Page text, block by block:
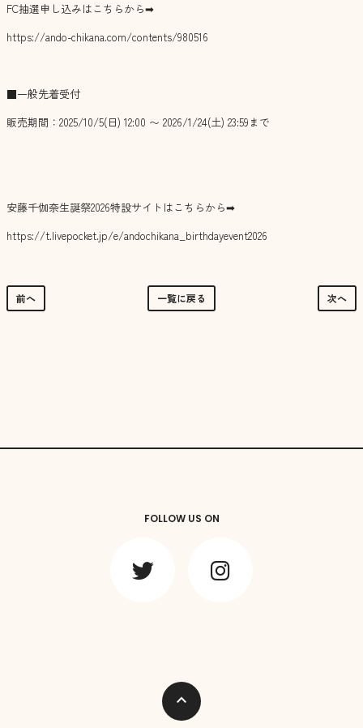
FC抽選申し込みはこちらから➡
https://ando-chikana.com/contents/980516
■一般先着受付
販売期間：2025/10/5(日) 12:00 〜 2026/1/24(土) 23:59まで
安藤千伽奈生誕祭2026特設サイトはこちらから➡
https://t.livepocket.jp/e/andochikana_birthdayevent2026
前へ 一覧に戻る 次へ
FOLLOW US ON
expand_less